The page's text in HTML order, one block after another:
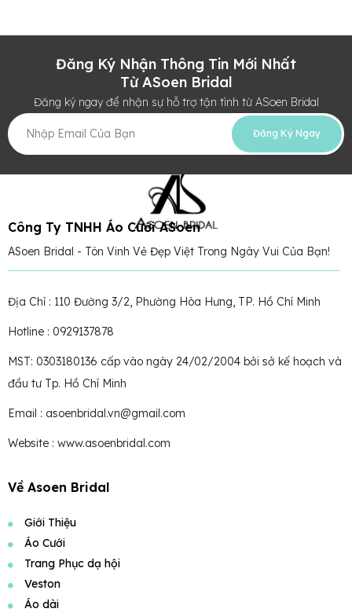
Đăng Ký Nhận Thông Tin Mới Nhất
Từ ASoen Bridal
Đăng ký ngay để nhận sự hỗ trợ tận tình từ ASoen Bridal
Đăng Ký Ngay
Công Ty TNHH Áo Cưới ASoen
ASoen Bridal - Tôn Vinh Vẻ Đẹp Việt Trong Ngày Vui Của Bạn!
Địa Chỉ : 110 Đường 3/2, Phường Hòa Hưng, TP. Hồ Chí Minh
Hotline : 0929137878
MST: 0303180136 cấp vào ngày 24/02/2004 bởi sở kế hoạch và
đầu tư Tp. Hồ Chí Minh
Email : asoenbridal.vn@gmail.com
Website : www.asoenbridal.com
Về Asoen Bridal
Giới Thiệu
Áo Cưới
Trang Phục dạ hội
Veston
Áo dài